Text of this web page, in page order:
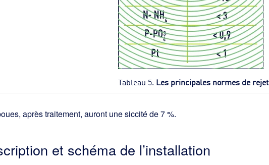
Tableau 5. Les principales normes de rejet
après traitement, auront une siccité de 7 %.
et schéma de l’installation